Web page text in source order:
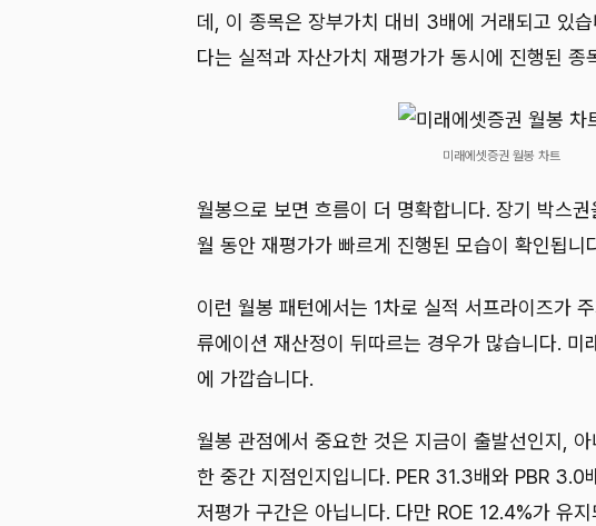
데, 이 종목은 장부가치 대비 3배에 거래되고 있
다는 실적과 자산가치 재평가가 동시에 진행된 종
미래에셋증권 월봉 차트
월봉으로 보면 흐름이 더 명확합니다. 장기 박스
월 동안 재평가가 빠르게 진행된 모습이 확인됩니
이런 월봉 패턴에서는 1차로 실적 서프라이즈가
류에이션 재산정이 뒤따르는 경우가 많습니다. 미
에 가깝습니다.
월봉 관점에서 중요한 것은 지금이 출발선인지,
한 중간 지점인지입니다. PER 31.3배와 PBR 3.0
저평가 구간은 아닙니다. 다만 ROE 12.4%가 유